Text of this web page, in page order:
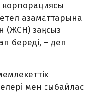
корпорациясы
азаматтарына
(ЖСН) заңсыз
береді, – деп
мен сыбайлас